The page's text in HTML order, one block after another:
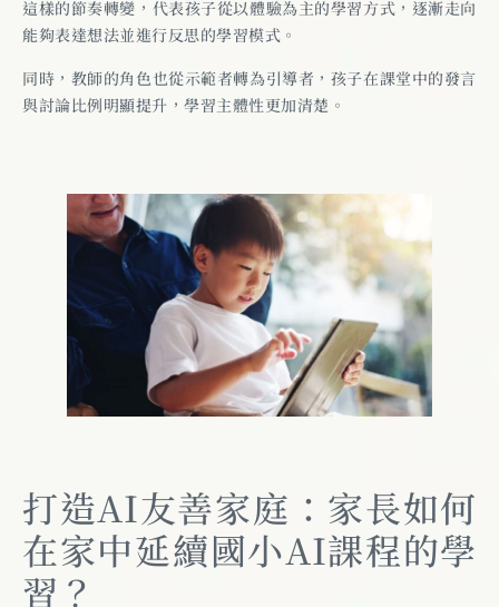
這樣的節奏轉變，代表孩子從以體驗為主的學習方式，逐漸走向
能夠表達想法並進行反思的學習模式。
同時，教師的角色也從示範者轉為引導者，孩子在課堂中的發言
與討論比例明顯提升，學習主體性更加清楚。
打造AI友善家庭：家長如何
在家中延續國小AI課程的學
習？